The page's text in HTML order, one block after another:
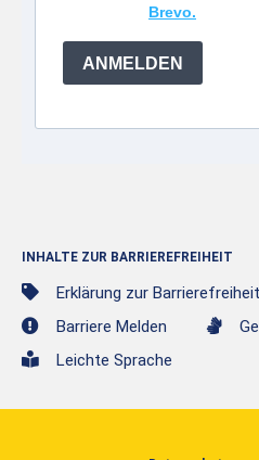
Brevo.
ANMELDEN
INHALTE ZUR BARRIEREFREIHEIT
Erklärung zur Barrierefreiheit
Barriere Melden
Leichte Sprache